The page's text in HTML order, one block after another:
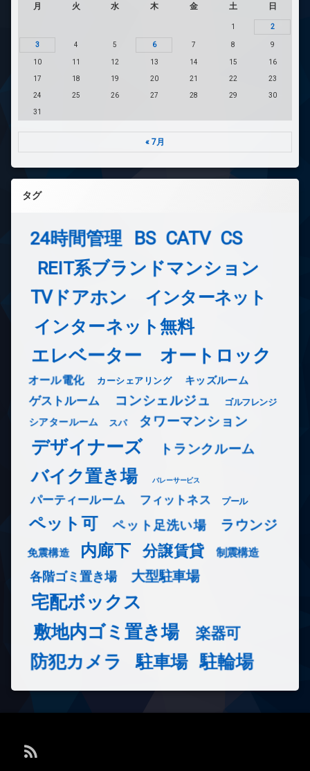
月 火 水 木 金 土 日
1 2
3 4 5 6 7 8 9
10 11 12 13 14 15 16
17 18 19 20 21 22 23
24 25 26 27 28 29 30
31
« 7月
タグ
24時間管理 BS CATV CS
REIT系ブランドマンション
TVドアホン インターネット
インターネット無料
エレベーター オートロック
オール電化 カーシェアリング キッズルーム
ゲストルーム コンシェルジュ ゴルフレンジ
シアタールーム スパ タワーマンション
デザイナーズ トランクルーム
バイク置き場 バレーサービス
パーティールーム フィットネス プール
ペット可 ペット足洗い場 ラウンジ
免震構造 内廊下 分譲賃貸 制震構造
各階ゴミ置き場 大型駐車場
宅配ボックス
敷地内ゴミ置き場
楽器可
防犯カメラ 駐車場 駐輪場
RSS